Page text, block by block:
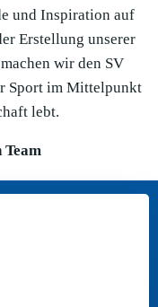
und Inspiration auf
Erstellung unserer
wir den SV
Sport im Mittelpunkt
lebt.
Team